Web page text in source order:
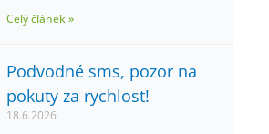
Celý článek »
Podvodné sms, pozor na
pokuty za rychlost!
18.6.2026